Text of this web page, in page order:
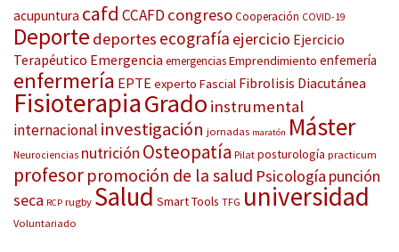
acupuntura cafd CCAFDcongresoCooperación COVID-19
Deporte deportes ecografía ejercicio Ejercicio
Terapéutico EmergenciaemergenciasEmprendimiento enfemería
enfermería EPTE experto Fascial Fibrolisis Diacutánea
FisioterapiaGrado instrumental
internacional investigación jornadas maratón Máster
Neurociencias nutrición Osteopatía Pilat posturología practicum
profesor promoción de la salud Psicología punción
seca RCP rugby Salud Smart Tools TFG universidad
Voluntariado